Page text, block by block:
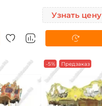
Узнать цену
-5% Предзаказ